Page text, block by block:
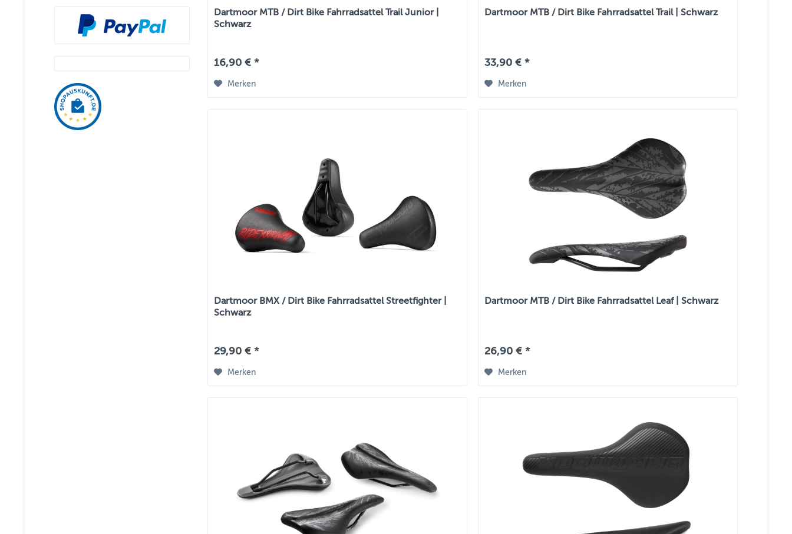
Dartmoor MTB / Dirt Bike Fahrradsattel Trail Junior |
Schwarz
16,90 € *
Merken
Dartmoor MTB / Dirt Bike Fahrradsattel Trail | Schwarz
33,90 € *
Merken
Dartmoor BMX / Dirt Bike Fahrradsattel Streetfighter |
Schwarz
29,90 € *
Merken
Dartmoor MTB / Dirt Bike Fahrradsattel Leaf | Schwarz
26,90 € *
Merken